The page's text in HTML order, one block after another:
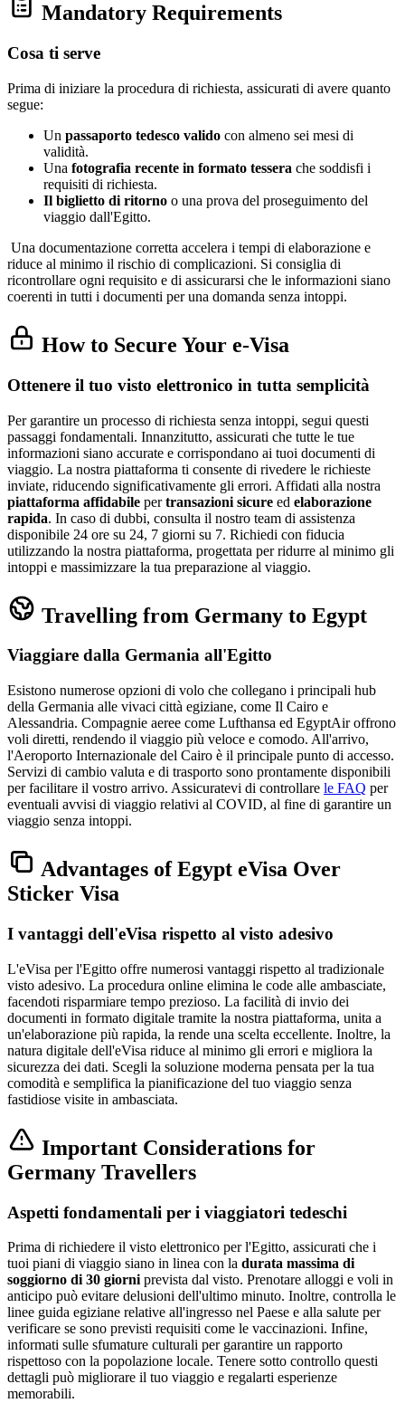
Mandatory Requirements
Cosa ti serve
Prima di iniziare la procedura di richiesta, assicurati di avere quanto
segue:
Un passaporto tedesco valido con almeno sei mesi di
validità.
Una fotografia recente in formato tessera che soddisfi i
requisiti di richiesta.
Il biglietto di ritorno o una prova del proseguimento del
viaggio dall'Egitto.
Una documentazione corretta accelera i tempi di elaborazione e
riduce al minimo il rischio di complicazioni. Si consiglia di
ricontrollare ogni requisito e di assicurarsi che le informazioni siano
coerenti in tutti i documenti per una domanda senza intoppi.
How to Secure Your e-Visa
Ottenere il tuo visto elettronico in tutta semplicità
Per garantire un processo di richiesta senza intoppi, segui questi
passaggi fondamentali. Innanzitutto, assicurati che tutte le tue
informazioni siano accurate e corrispondano ai tuoi documenti di
viaggio. La nostra piattaforma ti consente di rivedere le richieste
inviate, riducendo significativamente gli errori. Affidati alla nostra
piattaforma affidabile pertransazioni sicure ed elaborazione
rapida. In caso di dubbi, consulta il nostro team di assistenza
disponibile 24 ore su 24, 7 giorni su 7. Richiedi con fiducia
utilizzando la nostra piattaforma, progettata per ridurre al minimo gli
intoppi e massimizzare la tua preparazione al viaggio.
Travelling from Germany to Egypt
Viaggiare dalla Germania all'Egitto
Esistono numerose opzioni di volo che collegano i principali hub
della Germania alle vivaci città egiziane, come Il Cairo e
Alessandria. Compagnie aeree come Lufthansa ed EgyptAir offrono
voli diretti, rendendo il viaggio più veloce e comodo. All'arrivo,
l'Aeroporto Internazionale del Cairo è il principale punto di accesso.
Servizi di cambio valuta e di trasporto sono prontamente disponibili
per facilitare il vostro arrivo. Assicuratevi di controllare le FAQ per
eventuali avvisi di viaggio relativi al COVID, al fine di garantire un
viaggio senza intoppi.
Advantages of Egypt eVisa Over
Sticker Visa
I vantaggi dell'eVisa rispetto al visto adesivo
L'eVisa per l'Egitto offre numerosi vantaggi rispetto al tradizionale
visto adesivo. La procedura online elimina le code alle ambasciate,
facendoti risparmiare tempo prezioso. La facilità di invio dei
documenti in formato digitale tramite la nostra piattaforma, unita a
un'elaborazione più rapida, la rende una scelta eccellente. Inoltre, la
natura digitale dell'eVisa riduce al minimo gli errori e migliora la
sicurezza dei dati. Scegli la soluzione moderna pensata per la tua
comodità e semplifica la pianificazione del tuo viaggio senza
fastidiose visite in ambasciata.
Important Considerations for
Germany Travellers
Aspetti fondamentali per i viaggiatori tedeschi
Prima di richiedere il visto elettronico per l'Egitto, assicurati che i
tuoi piani di viaggio siano in linea con la durata massima di
soggiorno di 30 giorni prevista dal visto. Prenotare alloggi e voli in
anticipo può evitare delusioni dell'ultimo minuto. Inoltre, controlla le
linee guida egiziane relative all'ingresso nel Paese e alla salute per
verificare se sono previsti requisiti come le vaccinazioni. Infine,
informati sulle sfumature culturali per garantire un rapporto
rispettoso con la popolazione locale. Tenere sotto controllo questi
dettagli può migliorare il tuo viaggio e regalarti esperienze
memorabili.